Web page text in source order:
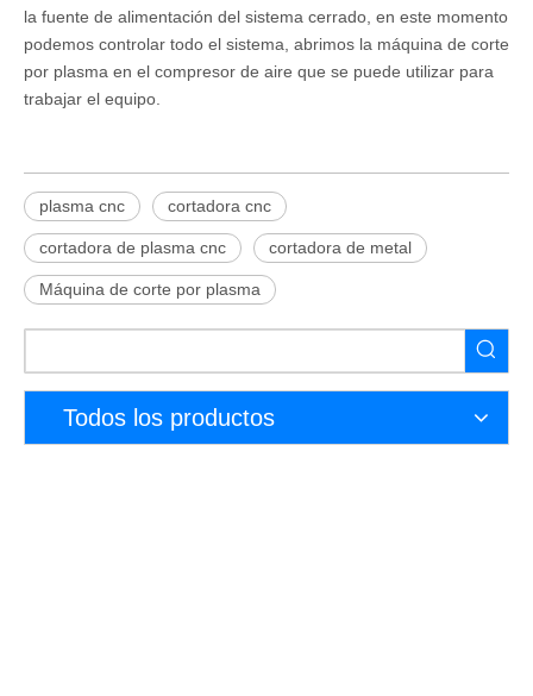
la fuente de alimentación del sistema cerrado, en este momento
podemos controlar todo el sistema, abrimos la máquina de corte
por plasma en el compresor de aire que se puede utilizar para
trabajar el equipo.
plasma cnc cortadora cnc
cortadora de plasma cnc cortadora de metal
Máquina de corte por plasma
Todos los productos